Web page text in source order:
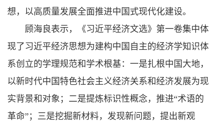
想，以高质量发展全面推进中国式现代化建设。
顾海良表示，《习近平经济文选》第一卷集中体
现了习近平经济思想为建构中国自主的经济学知识体
系创立的学理规范和学术根基：一是扎根中国大地，
以新时代中国特色社会主义经济关系和经济发展为现
实背景和对象；二是提炼标识性概念，推进“术语的
革命”；三是挖掘新材料，发现新问题，提出新观